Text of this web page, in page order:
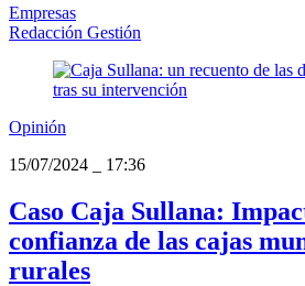
Empresas
Redacción Gestión
Opinión
15/07/2024
17:36
Caso Caja Sullana:
confianza de las cajas
rurales